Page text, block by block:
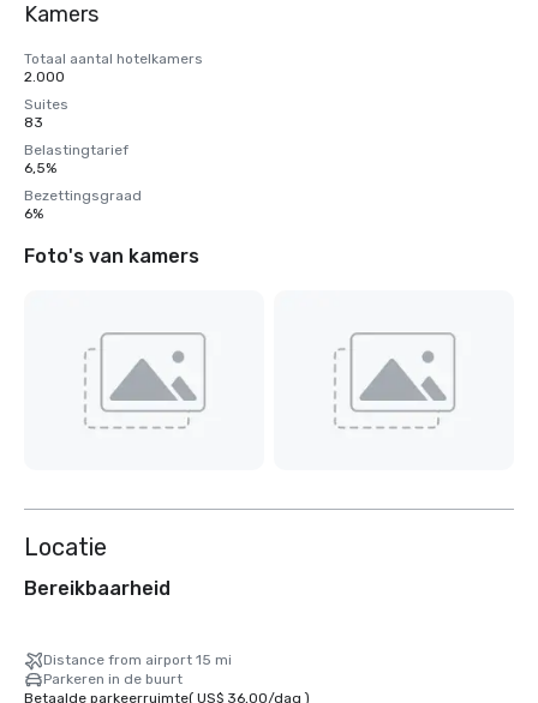
Kamers
Totaal aantal hotelkamers
2.000
Suites
83
Belastingtarief
6,5%
Bezettingsgraad
6%
Foto's van kamers
Locatie
Bereikbaarheid
Distance from airport 15 mi
Parkeren in de buurt
Betaalde parkeerruimte( US$ 36,00/dag )